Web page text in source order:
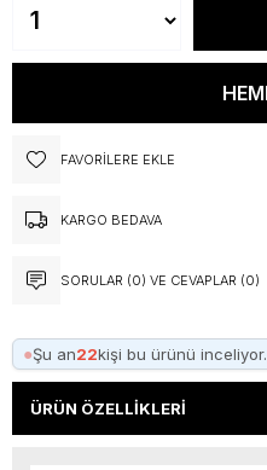
FAVORILERE EKLE
KARGO BEDAVA
SORULAR (0) VE CEVAPLAR (0)
●Şu an22kişi bu ürünü inceliyor.
ÜRÜN ÖZELLIKLERI